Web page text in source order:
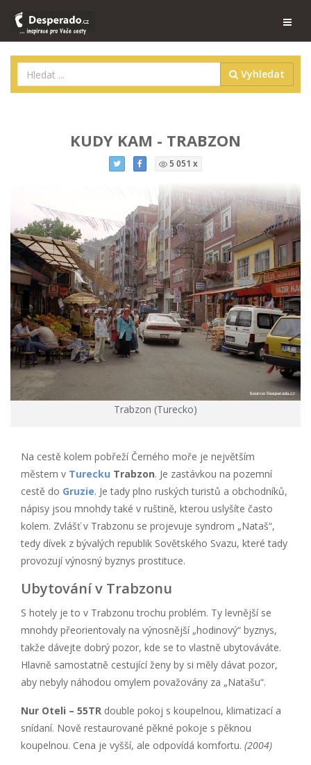
Vyhledat
KUDY KAM - TRABZON
5 051 x
Trabzon (Turecko)
Na cestě kolem pobřeží Černého moře je největším
městem v Turecku Trabzon. Je zastávkou na pozemní
cestě do Gruzie. Je tady plno ruských turistů a obchodníků,
nápisy jsou mnohdy také v ruštině, kterou uslyšíte často
kolem. Zvlášť v Trabzonu se projevuje syndrom „Nataš“,
tedy dívek z bývalých republik Sovětského Svazu, které tady
provozují výnosný byznys prostituce.
Ubytování v Trabzonu
S hotely je to v Trabzonu trochu problém. Ty levnější se
mnohdy přeorientovaly na výnosnější „hodinový“ byznys,
takže dávejte dobrý pozor, kde se to vlastně ubytováváte.
Hlavně samostatně cestující ženy by si měly dávat pozor,
aby nebyly náhodou omylem považovány za „Natašu“.
Nur Oteli – 55TR double pokoj s koupelnou, klimatizací a
snídaní. Nově restaurované pěkné pokoje s pěknou
koupelnou. Cena je vyšší, ale odpovídá komfortu. (2004)